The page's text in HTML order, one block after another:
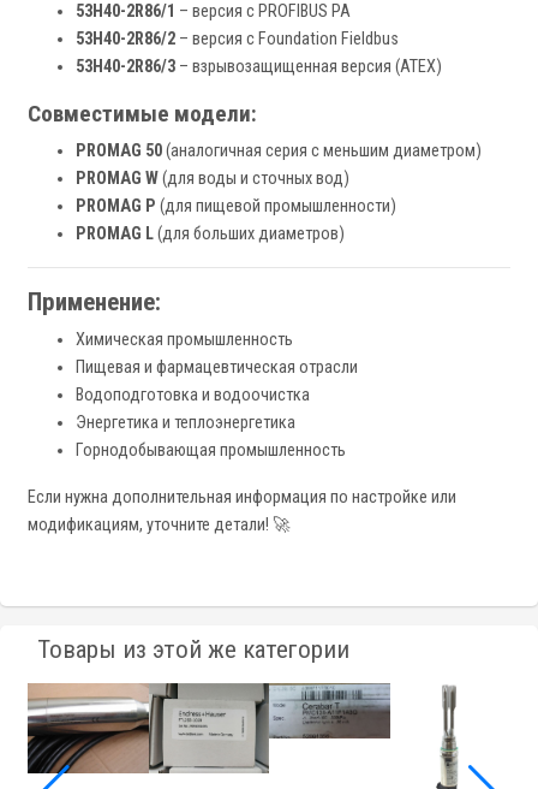
53H40-2R86/1 – версия с PROFIBUS PA
53H40-2R86/2 – версия с Foundation Fieldbus
53H40-2R86/3 – взрывозащищенная версия (ATEX)
Совместимые модели:
PROMAG 50(аналогичная серия с меньшим диаметром)
PROMAG W(для воды и сточных вод)
PROMAG P (для пищевой промышленности)
PROMAG L(для больших диаметров)
Применение:
Химическая промышленность
Пищевая и фармацевтическая отрасли
Водоподготовка и водоочистка
Энергетика и теплоэнергетика
Горнодобывающая промышленность
Если нужна дополнительная информация по настройке или
модификациям, уточните детали! 🚀
Товары из этой же категории